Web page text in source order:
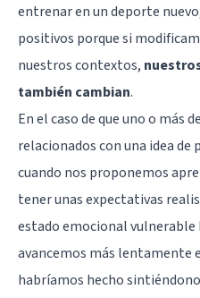
entrenar en un deporte
positivos porque si
nuestros contextos,
también cambian.
En el caso de que uno o más
relacionados con una idea
cuando nos proponemos
tener unas expectativas
estado emocional vulnerable
avancemos más lentamente
habríamos hecho